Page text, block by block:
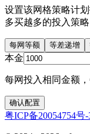
设置该网格策略计
多买越多的投入策略
每网等额 等差递增
本金
每网投入相同金额
确认配置
粤ICP备20054754号-